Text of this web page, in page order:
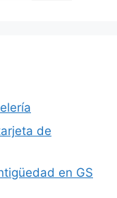
de
en GS